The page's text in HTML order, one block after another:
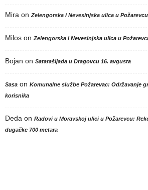
Mira on Zelengorska i Nevesinjska ulica u
Milos on Zelengorska i Nevesinjska ulica u
Bojan on Satarašijada u Dragovcu 16. avgusta
Sasa on Komunalne službe Požarevac: Održavanje
korisnika
Deda on Radovi u Moravskoj ulici u Požarevcu:
dugačke 700 metara